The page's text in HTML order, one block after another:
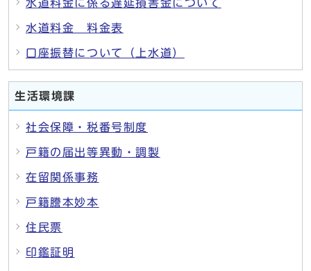
水道料金に係る遅延損害金について
水道料金 料金表
口座振替について（上水道）
生活環境課
社会保障・税番号制度
戸籍の届出等異動・調製
在留関係事務
戸籍謄本妙本
住民票
印鑑証明